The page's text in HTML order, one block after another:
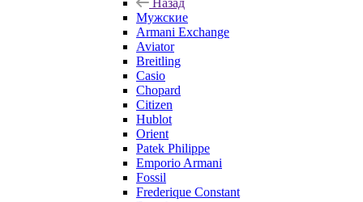
Назад
Мужские
Armani Exchange
Aviator
Breitling
Casio
Chopard
Citizen
Hublot
Orient
Patek Philippe
Emporio Armani
Fossil
Frederique Constant